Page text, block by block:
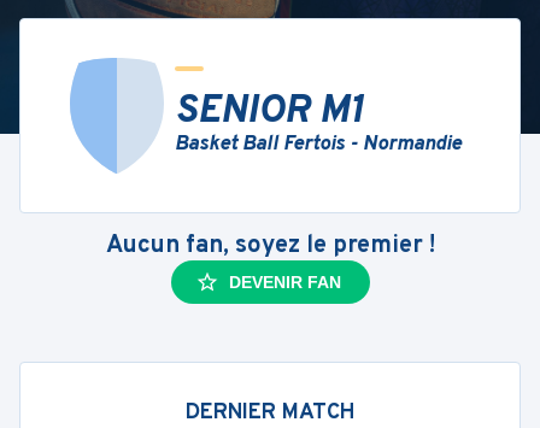
SENIOR M1
Basket Ball Fertois - Normandie
Aucun fan, soyez le premier !
DEVENIR FAN
DERNIER MATCH